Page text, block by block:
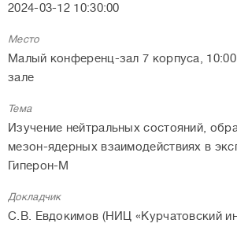
2024-03-12 10:30:00
Место
Малый конференц-зал 7 корпуса,
зале
Тема
Изучение нейтральных состояний,
мезон-ядерных взаимодействиях в
Гиперон-М
Докладчик
С.В. Евдокимов (НИЦ «Курчатовский